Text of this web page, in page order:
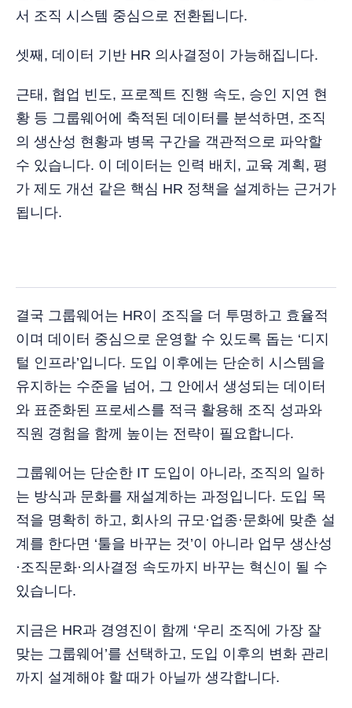
서 조직 시스템 중심으로 전환됩니다.
셋째, 데이터 기반 HR 의사결정이 가능해집니다.
근태, 협업 빈도, 프로젝트 진행 속도, 승인 지연 현
황 등 그룹웨어에 축적된 데이터를 분석하면, 조직
의 생산성 현황과 병목 구간을 객관적으로 파악할
수 있습니다. 이 데이터는 인력 배치, 교육 계획, 평
가 제도 개선 같은 핵심 HR 정책을 설계하는 근거가
됩니다.
결국 그룹웨어는 HR이 조직을 더 투명하고 효율적
이며 데이터 중심으로 운영할 수 있도록 돕는 ‘디지
털 인프라’입니다. 도입 이후에는 단순히 시스템을
유지하는 수준을 넘어, 그 안에서 생성되는 데이터
와 표준화된 프로세스를 적극 활용해 조직 성과와
직원 경험을 함께 높이는 전략이 필요합니다.
그룹웨어는 단순한 IT 도입이 아니라, 조직의 일하
는 방식과 문화를 재설계하는 과정입니다. 도입 목
적을 명확히 하고, 회사의 규모·업종·문화에 맞춘 설
계를 한다면 ‘툴을 바꾸는 것’이 아니라 업무 생산성
·조직문화·의사결정 속도까지 바꾸는 혁신이 될 수
있습니다.
지금은 HR과 경영진이 함께 ‘우리 조직에 가장 잘
맞는 그룹웨어’를 선택하고, 도입 이후의 변화 관리
까지 설계해야 할 때가 아닐까 생각합니다.